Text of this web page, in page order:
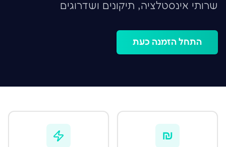
שרותי אינסטלציה, תיקונים ושדרוגים
התחל הזמנה כעת
₪